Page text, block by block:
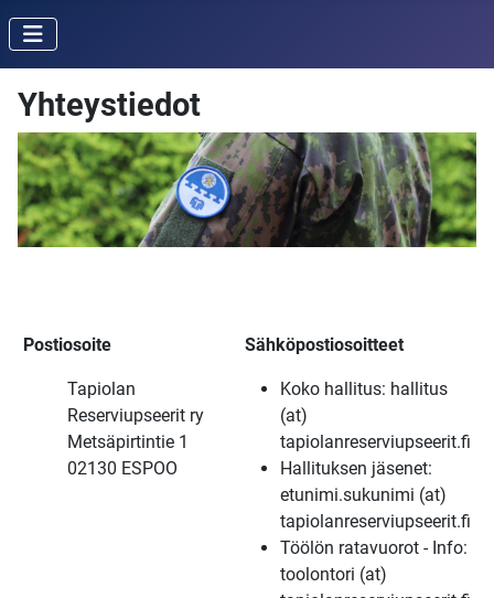
Yhteystiedot
Postiosoite
Tapiolan
Reserviupseerit ry
Metsäpirtintie 1
02130 ESPOO
Sähköpostiosoitteet
Koko hallitus: hallitus
(at)
tapiolanreserviupseerit.fi
Hallituksen jäsenet:
etunimi.sukunimi (at)
tapiolanreserviupseerit.fi
Töölön ratavuorot - Info:
toolontori (at)